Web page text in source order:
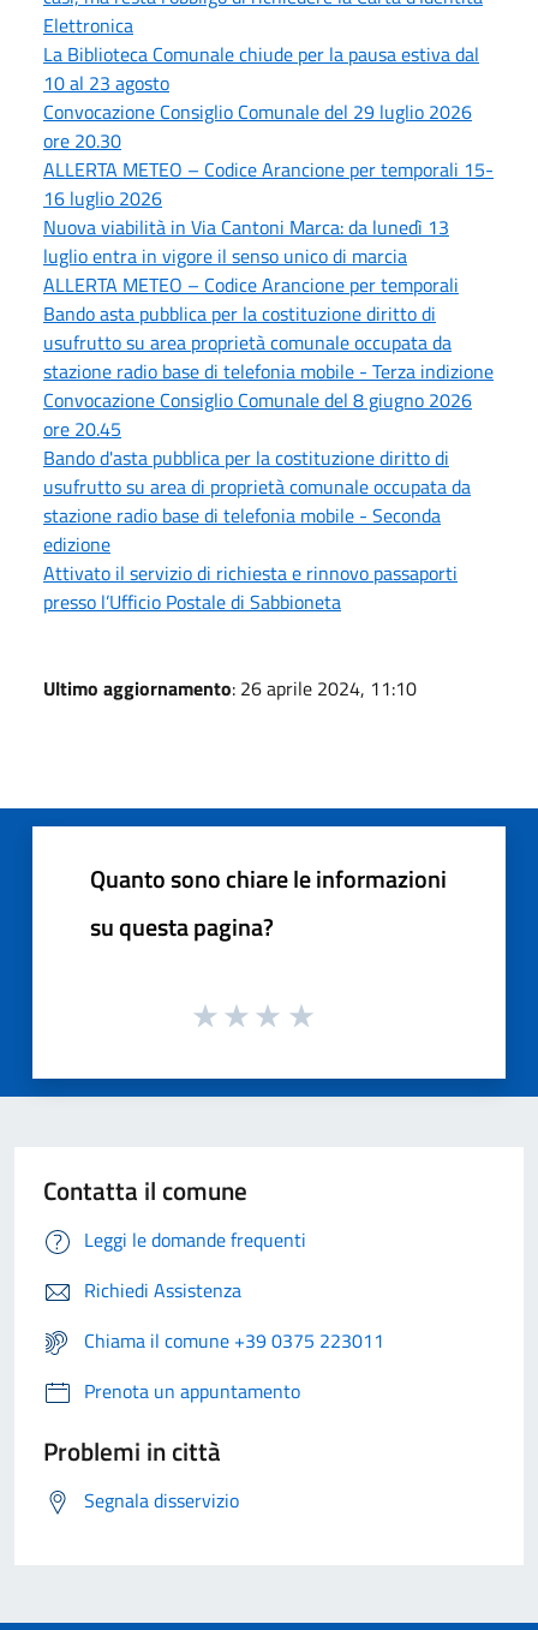
Elettronica
La Biblioteca Comunale chiude per la pausa estiva dal
10 al 23 agosto
Convocazione Consiglio Comunale del 29 luglio 2026
ore 20.30
ALLERTA METEO – Codice Arancione per temporali 15-
16 luglio 2026
Nuova viabilità in Via Cantoni Marca: da lunedì 13
luglio entra in vigore il senso unico di marcia
ALLERTA METEO – Codice Arancione per temporali
Bando asta pubblica per la costituzione diritto di
usufrutto su area proprietà comunale occupata da
stazione radio base di telefonia mobile - Terza indizione
Convocazione Consiglio Comunale del 8 giugno 2026
ore 20.45
Bando d'asta pubblica per la costituzione diritto di
usufrutto su area di proprietà comunale occupata da
stazione radio base di telefonia mobile - Seconda
edizione
Attivato il servizio di richiesta e rinnovo passaporti
presso l’Ufficio Postale di Sabbioneta
Ultimo aggiornamento: 26 aprile 2024, 11:10
Quanto sono chiare le informazioni
su questa pagina?
Contatta il comune
Leggi le domande frequenti
Richiedi Assistenza
Chiama il comune +39 0375 223011
Prenota un appuntamento
Problemi in città
Segnala disservizio